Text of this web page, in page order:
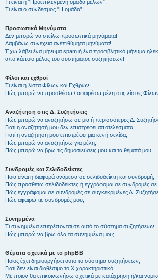
Τι είναι η “Προεπιλεγμένη ομάδα μελών”;
Τι είναι ο σύνδεσμος "Η ομάδα”;
Προσωπικά Μηνύματα
Δεν μπορώ να στείλω προσωπικά μηνύματα!
Λαμβάνω συνέχεια ανεπιθύμητα μηνύματα!
Έχω λάβει ένα μήνυμα spam ή ένα προσβλητικό μήνυμα
από κάποιο μέλος του συστήματος συζητήσεων!
Φίλοι και εχθροί
Τι είναι η λίστα Φίλων και Εχθρών;
Πώς μπορώ να προσθέσω / αφαιρέσω μέλη στις λίστες
Αναζήτηση στις Δ. Συζητήσεις
Πώς μπορώ να αναζητήσω σε μια ή περισσότερες Δ.
Γιατί η αναζήτησή μου δεν επιστρέφει αποτελέσματα;
Γιατί η αναζήτηση μου επιστρέφει μια κενή σελίδα;
Πώς μπορώ να αναζητήσω για μέλη;
Πώς μπορώ να βρω τις δημοσιεύσεις μου και τα θέματά μου;
Συνδρομές και Σελιδοδείκτες
Ποια είναι η διαφορά ανάμεσα σε σελιδοδείκτη και συνδρομή;
Πώς προσθέτω σελιδοδείκτες ή εγγράφομαι σε συνδρομές σε
Πώς εγγράφομαι σε συνδρομές σε συγκεκριμένες Δ.
Πώς αφαιρώ τις συνδρομές μου;
Συνημμένα
Τι συνημμένα επιτρέπονται σε αυτό το σύστημα συζητήσεων;
Πώς μπορώ να βρω όλα τα συνημμένα μου;
Θέματα σχετικά με το phpBB
Ποιος έχει δημιουργήσει αυτό το σύστημα συζητήσεων;
Γιατί δεν είναι διαθέσιμο το Χ χαρακτηριστικό;
Με ποιον θα επικοινωνήσω σχετικά με κατάχρηση ή/και